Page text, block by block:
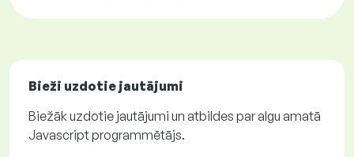
Bieži uzdotie jautājumi
Biežāk uzdotie jautājumi un atbildes par algu amatā
Javascript programmētājs.